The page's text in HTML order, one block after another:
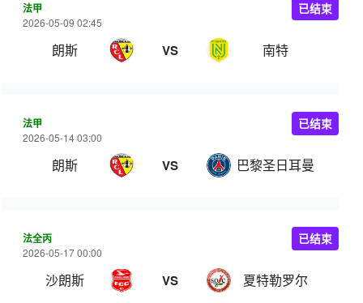
法甲
2026-05-09 02:45
朗斯 VS 南特
已结束
法甲
2026-05-14 03:00
朗斯 VS 巴黎圣日耳曼
已结束
法全丙
2026-05-17 00:00
沙朗斯 VS 夏特勒罗尔
已结束